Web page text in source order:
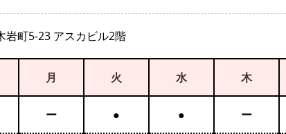
岩町5-23 アスカビル2階
月 火 水 木
ー ● ● ー